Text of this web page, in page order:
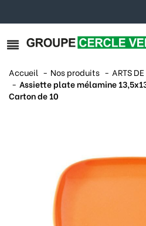
Accueil Nos produits ARTS
Assiette plate mélamine
Carton de 10